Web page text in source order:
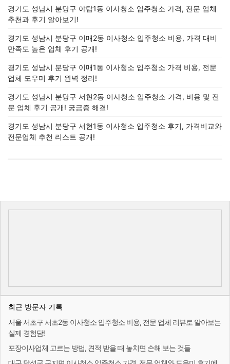
경기도 성남시 분당구 야탑1동 이사청소 입주청소 가격, 전문 업체
추천과 후기 알아보기!
경기도 성남시 분당구 이매2동 이사청소 입주청소 비용, 가격 대비
만족도 높은 업체 후기 공개!
경기도 성남시 분당구 이매1동 이사청소 입주청소 가격 비용, 전문
업체 도우미 후기 완벽 정리!
경기도 성남시 분당구 서현2동 이사청소 입주청소 가격, 비용 및 전
문 업체 후기 공개! 궁금증 해결!
경기도 성남시 분당구 서현1동 이사청소 입주청소 후기, 가격비교와
전문업체 추천 리스트 공개!
최근 방문자 기록
서울 서초구 서초2동 이사청소 입주청소 비용, 전문 업체 리뷰로 알아보는
실제 경험담!
포장이사업체 고르는 방법, 견적 받을 때 놓치면 손해 보는 것들